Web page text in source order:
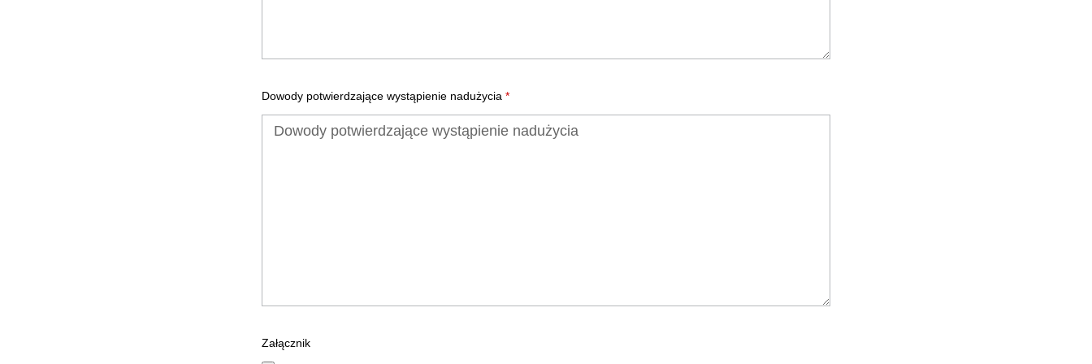
Dowody potwierdzające wystąpienie nadużycia *
Załącznik